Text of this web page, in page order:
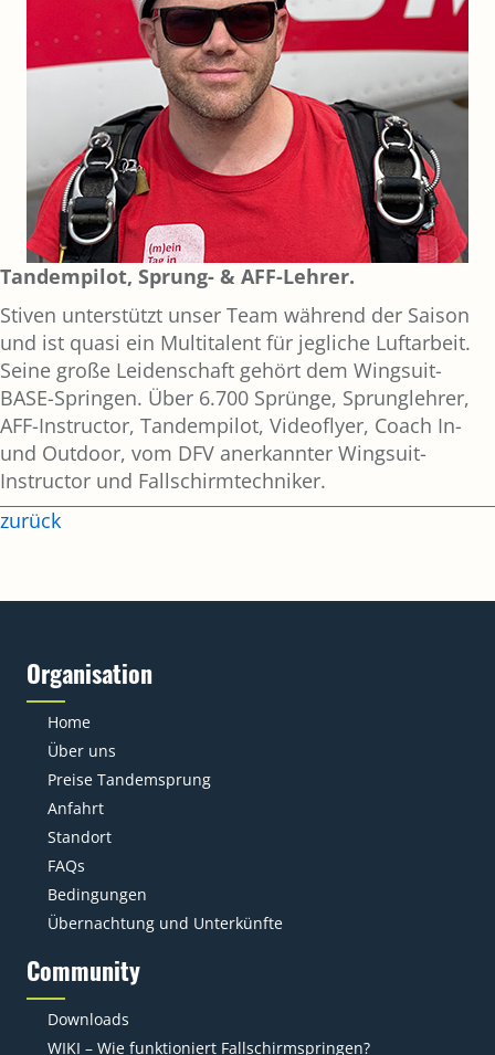
Tandempilot, Sprung- & AFF-Lehrer.
Stiven unterstützt unser Team während der Saison
und ist quasi ein Multitalent für jegliche Luftarbeit.
Seine große Leidenschaft gehört dem Wingsuit-
BASE-Springen. Über 6.700 Sprünge, Sprunglehrer,
AFF-Instructor, Tandempilot, Videoflyer, Coach In-
und Outdoor, vom DFV anerkannter Wingsuit-
Instructor und Fallschirmtechniker.
zurück
Organisation
Home
Über uns
Preise Tandemsprung
Anfahrt
Standort
FAQs
Bedingungen
Übernachtung und Unterkünfte
Community
Downloads
WIKI – Wie funktioniert Fallschirmspringen?